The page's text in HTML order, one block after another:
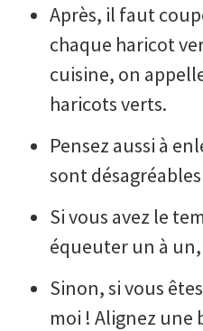
Après, il faut
chaque haricot
cuisine, on
haricots verts.
Pensez aussi à
sont
Si vous avez le
équeuter un à un,
Sinon, si vous
moi ! Alignez une